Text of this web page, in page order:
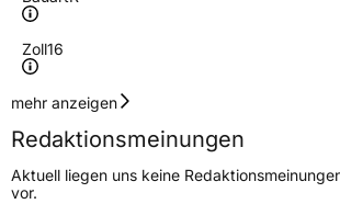
Zoll16
Geschwindigkeitsindex
Höchstgeschwindigkeit
210 km/h
Lastindex96
mehr anzeigen
Redaktionsmeinungen
Aktuell liegen uns keine
vor.